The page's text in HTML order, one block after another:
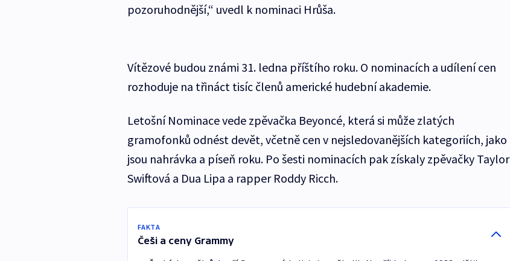
pozoruhodnější,“ uvedl k nominaci Hrůša.
Vítězové budou známi 31. ledna příštího roku. O nominacích a udílení cen
rozhoduje na třináct tisíc členů americké hudební akademie.
Letošní Nominace vede zpěvačka Beyoncé, která si může zlatých
gramofonků odnést devět, včetně cen v nejsledovanějších kategoriích, jako
jsou nahrávka a píseň roku. Po šesti nominacích pak získaly zpěvačky Taylor
Swiftová a Dua Lipa a rapper Roddy Ricch.
FAKTA
Češi a ceny Grammy